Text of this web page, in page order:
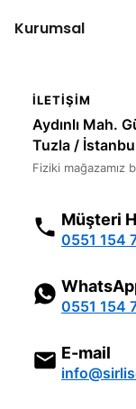
Kurumsal
İLETIŞIM
Aydınlı Mah.
Tuzla /
Fiziki mağazamız
Müşteri
0551 154
0551 154
E-mail